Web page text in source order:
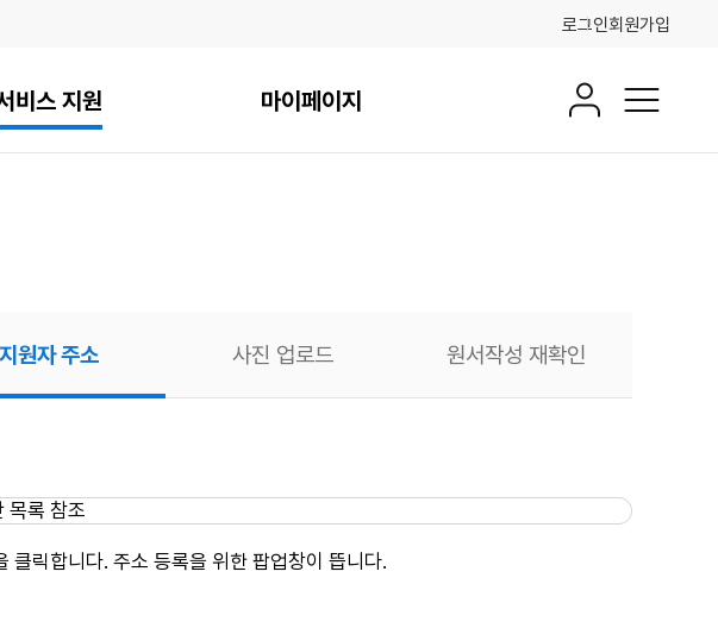
로그인회원가입
비스 지원 마이페이지 회원정보전체메뉴
지원자 주소 사진 업로드 원서작성 재확인
릭합니다. 주소 등록을 위한 팝업창이 뜹니다.